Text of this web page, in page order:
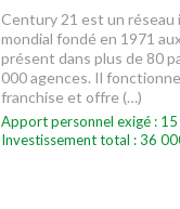
Century 21 est un réseau
mondial fondé en 1971
présent dans plus de 80
000 agences. Il
franchise et offre (…)
Apport personnel exigé :
Investissement total : 36